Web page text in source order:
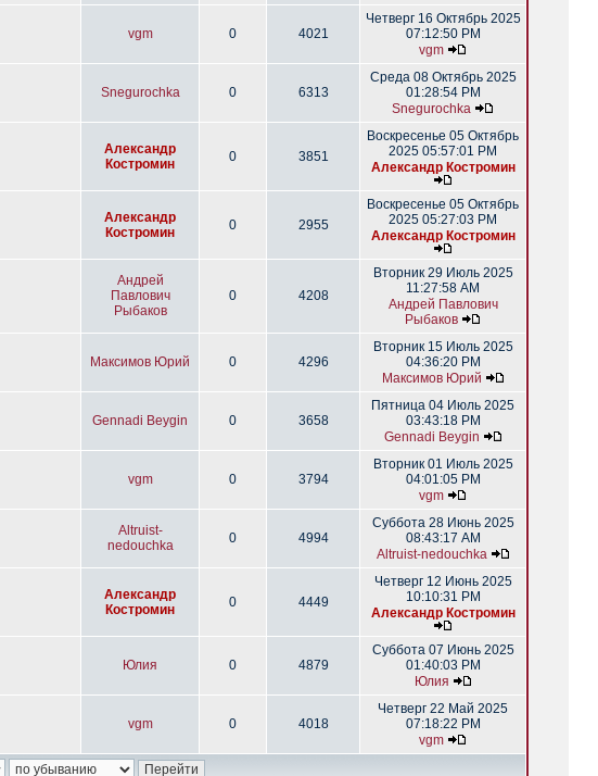
vgm 0 4021
Четверг 16 Октябрь 2025
07:12:50 PM
vgm
Snegurochka 0 6313
Среда 08 Октябрь 2025
01:28:54 PM
Snegurochka
Александр
Костромин
0 3851
Воскресенье 05 Октябрь
2025 05:57:01 PM
Александр Костромин
Александр
Костромин
0 2955
Воскресенье 05 Октябрь
2025 05:27:03 PM
Александр Костромин
Андрей
Павлович
Рыбаков
0 4208
Вторник 29 Июль 2025
11:27:58 AM
Андрей Павлович
Рыбаков
Максимов Юрий 0 4296
Вторник 15 Июль 2025
04:36:20 PM
Максимов Юрий
Gennadi Beygin 0 3658
Пятница 04 Июль 2025
03:43:18 PM
Gennadi Beygin
vgm 0 3794
Вторник 01 Июль 2025
04:01:05 PM
vgm
Altruist-
nedouchka
0 4994
Суббота 28 Июнь 2025
08:43:17 AM
Altruist-nedouchka
Александр
Костромин
0 4449
Четверг 12 Июнь 2025
10:10:31 PM
Александр Костромин
Юлия 0 4879
Суббота 07 Июнь 2025
01:40:03 PM
Юлия
vgm 0 4018
Четверг 22 Май 2025
07:18:22 PM
vgm